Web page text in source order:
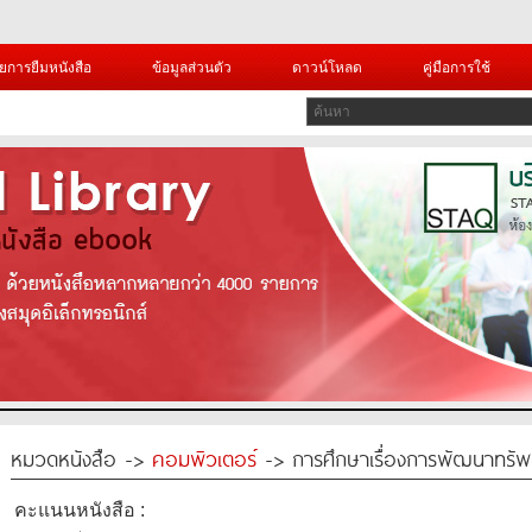
การยืมหนังสือ ข้อมูลส่วนตัว ดาวน์โหลด คู่มือการใช้
หมวดหนังสือ -> คอมพิวเตอร์-> การศึกษาเรื่องการพัฒนาทรั
คะแนนหนังสือ :